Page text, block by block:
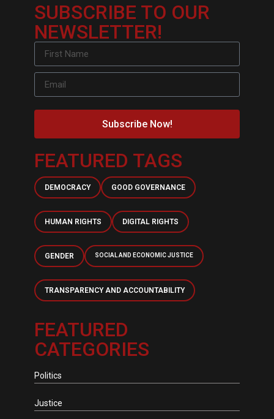
SUBSCRIBE TO OUR
NEWSLETTER!
Subscribe Now!
FEATURED TAGS
DEMOCRACY GOOD GOVERNANCE
HUMAN RIGHTS DIGITAL RIGHTS
GENDER SOCIAL AND ECONOMIC JUSTICE
TRANSPARENCY AND ACCOUNTABILITY
FEATURED
CATEGORIES
Politics
Justice